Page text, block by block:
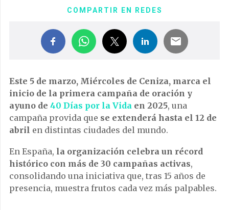
COMPARTIR EN REDES
Este 5 de marzo, Miércoles de Ceniza, marca el
inicio de la primera campaña de oración y
ayuno de 40 Días por la Vida en 2025, una
campaña provida que se extenderá hasta el 12 de
abril en distintas ciudades del mundo.
En España, la organización celebra un récord
histórico con más de 30 campañas activas,
consolidando una iniciativa que, tras 15 años de
presencia, muestra frutos cada vez más palpables.